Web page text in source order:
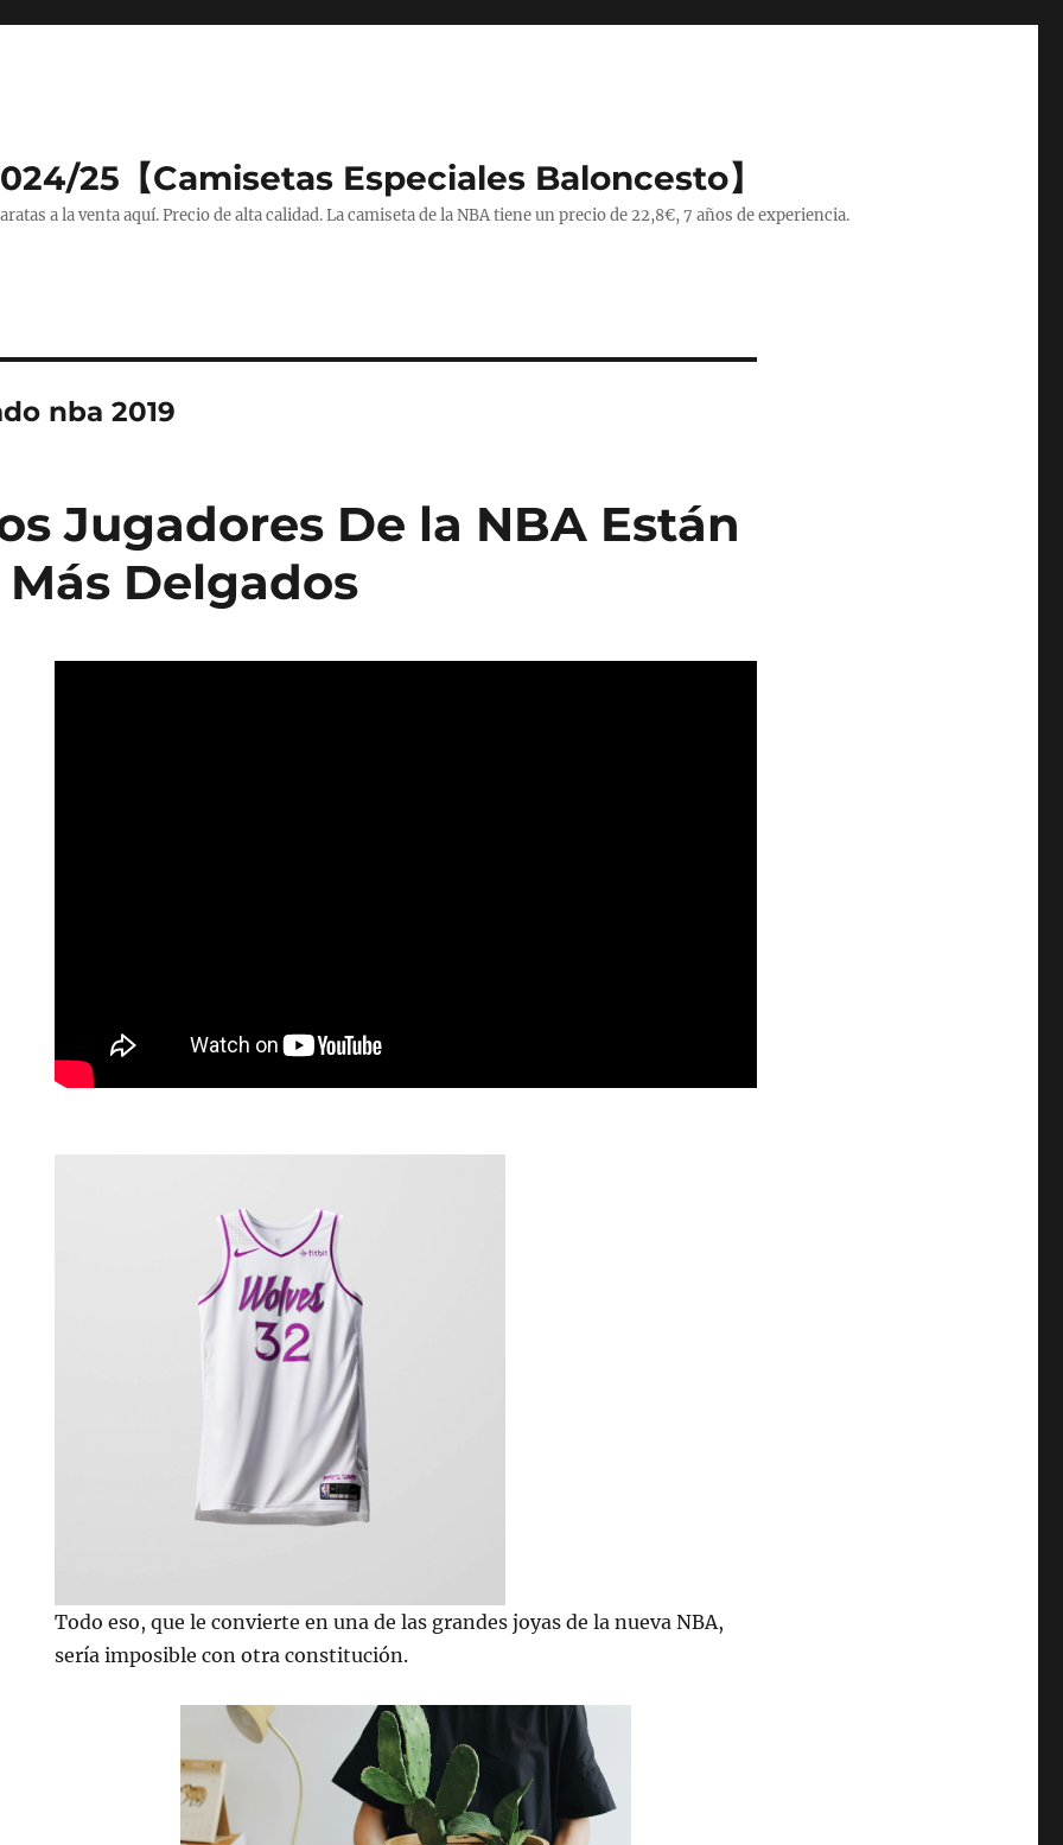
25【Camisetas Especiales Baloncesto】
a la venta aquí. Precio de alta calidad. La camiseta de la NBA tiene un precio de 22,8€, 7 años de experiencia.
nba 2019
Jugadores De la NBA Están
Delgados
Todo eso, que le convierte en una de las grandes joyas de la nueva NBA,
sería imposible con otra constitución.